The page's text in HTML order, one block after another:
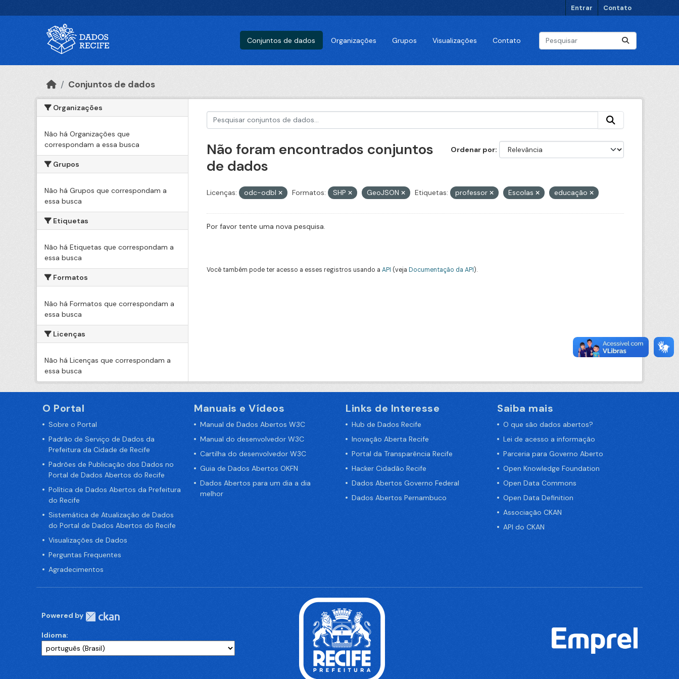
Entrar Contato
Conjuntos de dados Organizações Grupos Visualizações Contato
Conjuntos de dados
Organizações
Não há Organizações que
correspondam a essa busca
Grupos
Não há Grupos que correspondam a
essa busca
Etiquetas
Não há Etiquetas que correspondam a
essa busca
Formatos
Não há Formatos que correspondam a
essa busca
Licenças
Não há Licenças que correspondam a
essa busca
Ordenar por
Não foram encontrados conjuntos
de dados
Licenças: odc-odbl Formatos: SHP GeoJSON Etiquetas: professor Escolas educação
Por favor tente uma nova pesquisa.
Você também pode ter acesso a esses registros usando a API (veja Documentação da API).
O Portal
Sobre o Portal
Padrão de Serviço de Dados da
Prefeitura da Cidade de Recife
Padrões de Publicação dos Dados no
Portal de Dados Abertos do Recife
Política de Dados Abertos da Prefeitura
do Recife
Sistemática de Atualização de Dados
do Portal de Dados Abertos do Recife
Visualizações de Dados
Perguntas Frequentes
Agradecimentos
Manuais e Vídeos
Manual de Dados Abertos W3C
Manual do desenvolvedor W3C
Cartilha do desenvolvedor W3C
Guia de Dados Abertos OKFN
Dados Abertos para um dia a dia
melhor
Links de Interesse
Hub de Dados Recife
Inovação Aberta Recife
Portal da Transparência Recife
Hacker Cidadão Recife
Dados Abertos Governo Federal
Dados Abertos Pernambuco
Saiba mais
O que são dados abertos?
Lei de acesso a informação
Parceria para Governo Aberto
Open Knowledge Foundation
Open Data Commons
Open Data Definition
Associação CKAN
API do CKAN
Powered by
Idioma